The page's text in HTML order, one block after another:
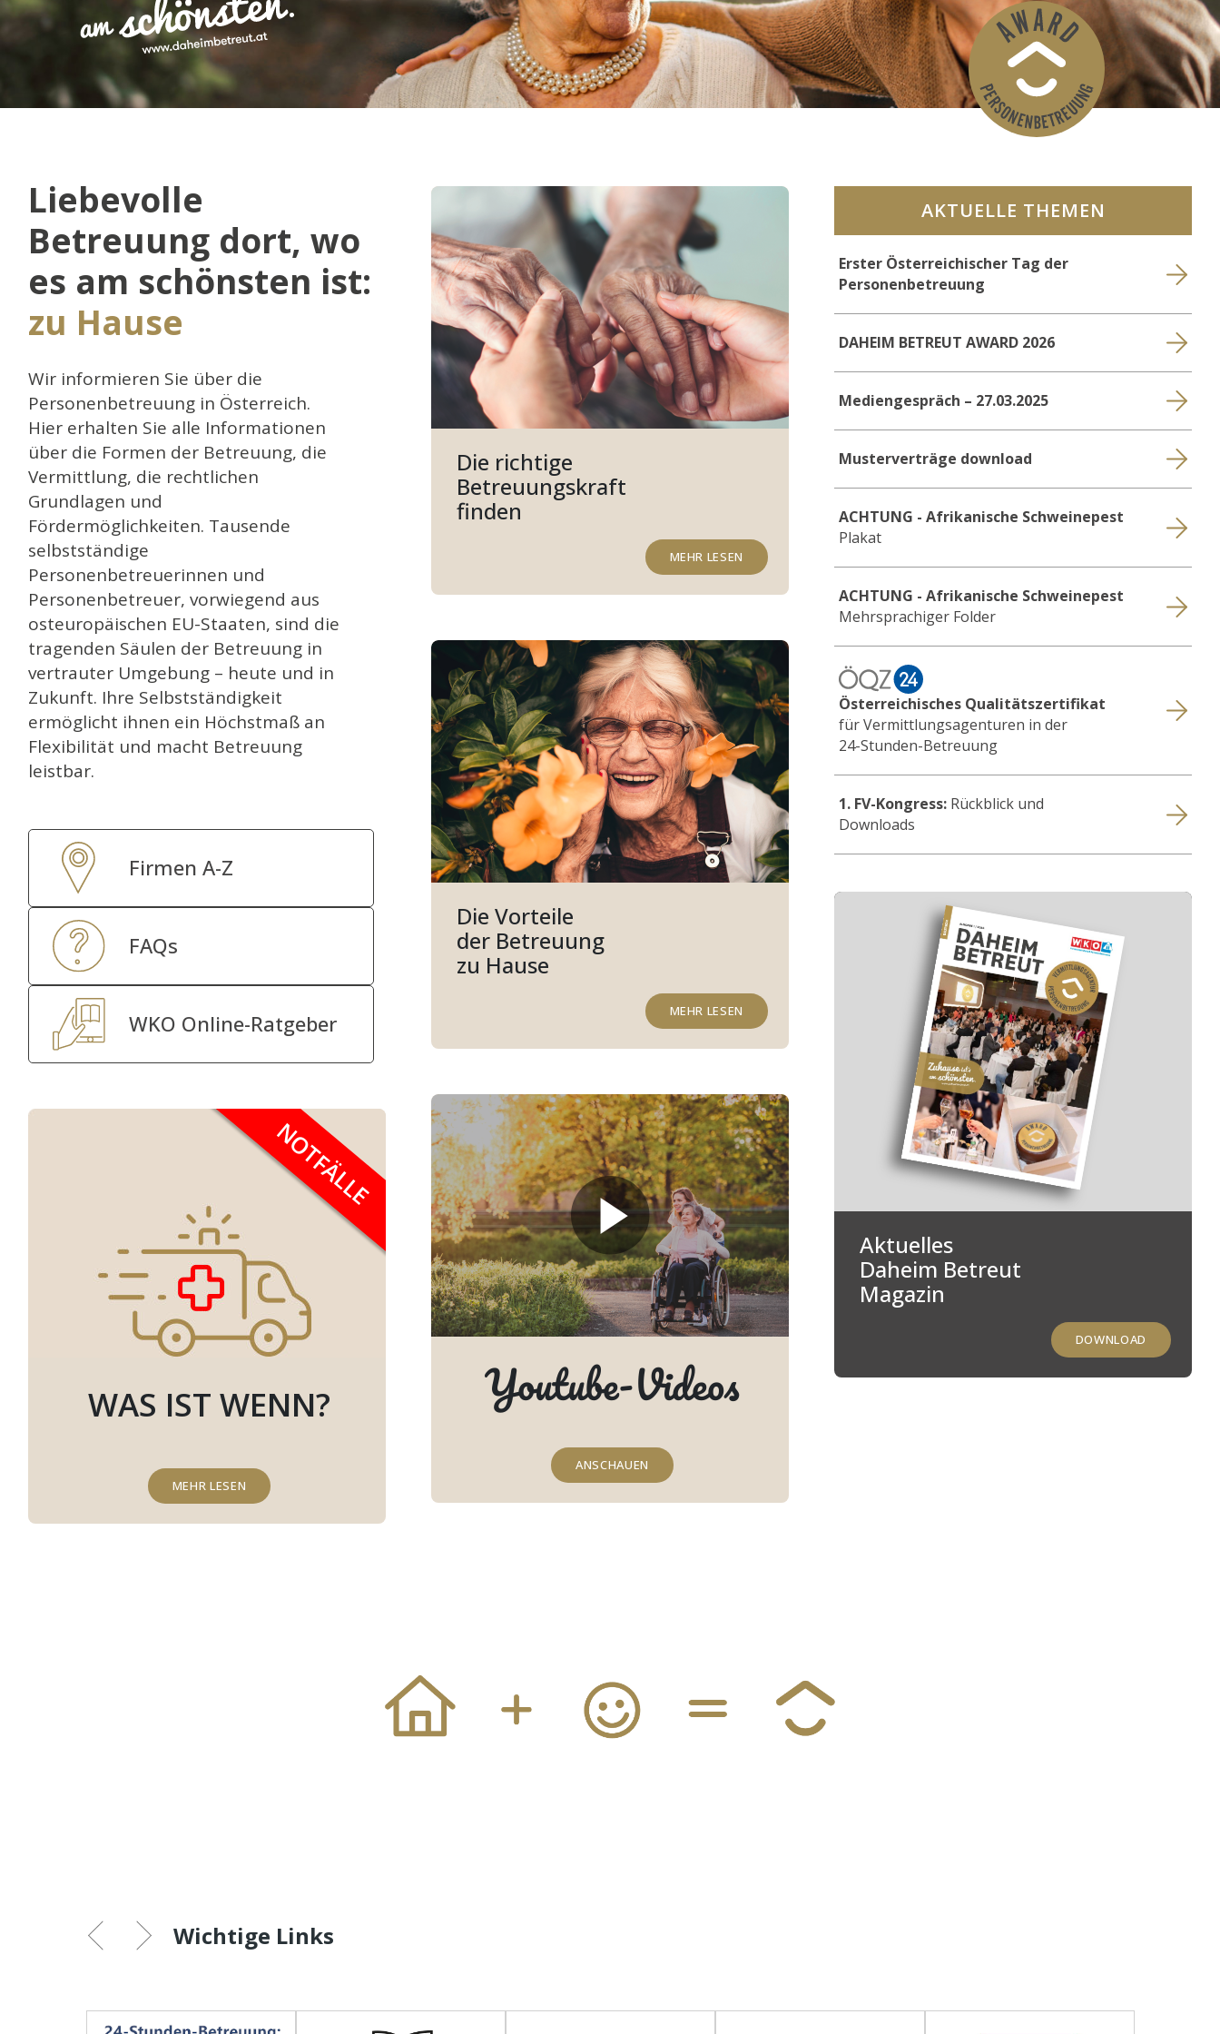
Liebevolle
Betreuung dort, wo
es am schönsten ist:
zu Hause
Wir informieren Sie über die
Personenbetreuung in Österreich.
Hier erhalten Sie alle Informationen
über die Formen der Betreuung, die
Vermittlung, die rechtlichen
Grundlagen und
Fördermöglichkeiten. Tausende
selbstständige
Personenbetreuerinnen und
Personenbetreuer, vorwiegend aus
osteuropäischen EU-Staaten, sind die
tragenden Säulen der Betreuung in
vertrauter Umgebung – heute und in
Zukunft. Ihre Selbstständigkeit
ermöglicht ihnen ein Höchstmaß an
Flexibilität und macht Betreuung
leistbar.
Die richtige
Betreuungskraft
finden
MEHR LESEN
AKTUELLE THEMEN
Erster Österreichischer Tag der
Personenbetreuung
DAHEIM BETREUT AWARD 2026
Mediengespräch – 27.03.2025
Musterverträge download
ACHTUNG - Afrikanische Schweinepest
Plakat
ACHTUNG - Afrikanische Schweinepest
Mehrsprachiger Folder
Österreichisches Qualitätszertifikat
für Vermittlungsagenturen in der
24-Stunden-Betreuung
1. FV-Kongress: Rückblick und
Downloads
Firmen A-Z
FAQs
WKO Online-Ratgeber
Die Vorteile
der Betreuung
zu Hause
MEHR LESEN
Aktuelles
Daheim Betreut
Magazin
DOWNLOAD
NOTFÄLLE
WAS IST WENN?
MEHR LESEN
Youtube-Videos
ANSCHAUEN
Wichtige Links